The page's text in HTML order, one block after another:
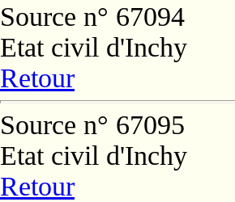
Source n° 67094
Etat civil d'Inchy
Retour
Source n° 67095
Etat civil d'Inchy
Retour